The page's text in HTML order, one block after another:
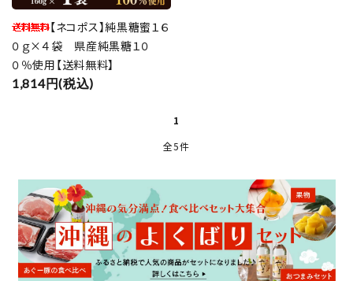
【ネコポス】純黒糖蜜１６
０ｇ×４袋 県産純黒糖１０
０％使用【送料無料】
1,814円(税込)
1
全5件
カテゴリー
検索する